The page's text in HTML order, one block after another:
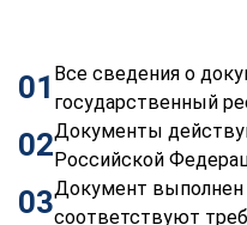
01 Все сведения о
государственный
02Документы
Российской
03Документ выполнен
соответствуют